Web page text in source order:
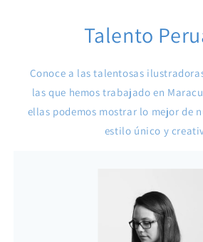
Talento
Conoce a las talentosas
las que hemos trabajado en
ellas podemos mostrar lo mejor de
estilo único y